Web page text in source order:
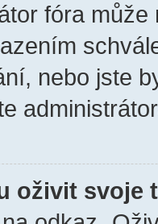
fóra
nebo jste
oživit svoje